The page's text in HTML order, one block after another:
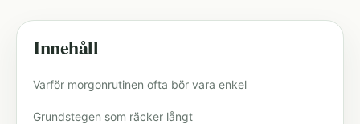
Innehåll
Varför morgonrutinen ofta bör vara enkel
Grundstegen som räcker långt